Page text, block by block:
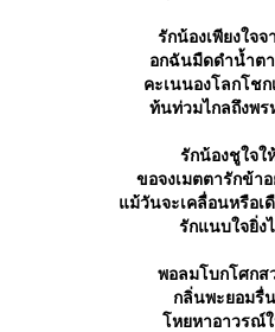
รักน้องเพียงใจ
อกฉันมืดดำน้ำต
คะเนนองโลกโช
ท้นท่วมไกลถึงพ
รักน้องชูใจใ
ขอจงเมตตารักข้
ม้วันจะเคลื่อนหรือเ
รักแนบใจยิ่ง
พอลมโบกโศก
กลิ่นพะยอมรื่
หยหาอาวรณ์